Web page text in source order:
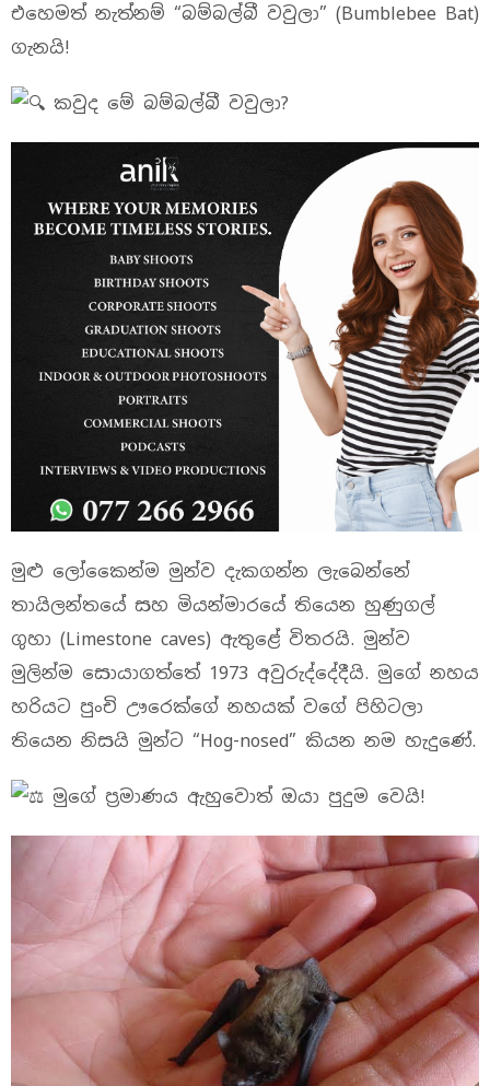
එහෙමත් නැත්නම් “බම්බල්බී වවුලා” (Bumblebee Bat)
ගැනයි!
කවුද මේ බම්බල්බී වවුලා?
මුළු ලෝකෙෙන්ම මුන්ව දැකගන්න ලැබෙන්නේ
තායිලන්තයේ සහ මියන්මාරයේ තියෙන හුණුගල්
ගුහා (Limestone caves) ඇතුළේ විතරයි. මුන්ව
මුලින්ම සොයාගත්තේ 1973 අවුරුද්දේදීයි. මුගේ නහය
හරියට පුංචි ඌරෙක්ගේ නහයක් වගේ පිහිටලා
තියෙන නිසයි මුන්ට “Hog-nosed” කියන නම හැදුණේ.
මුගේ ප්‍රමාණය ඇහුවොත් ඔයා පුදුම වෙයි!